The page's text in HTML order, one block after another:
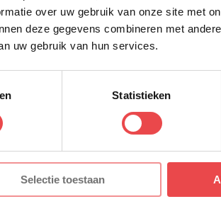
over uw gebruik van onze site met
deze gegevens combineren met
uw gebruik van hun services.
Statistieken
Selectie toestaan